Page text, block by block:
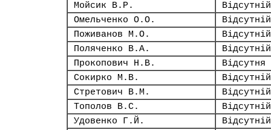
Мойсик В.Р.
Відсутній
Омельченко О.О.
Відсутній
Поживанов М.О.
Відсутній
Поляченко В.А.
Відсутній
Прокопович Н.В.
Відсутня
Сокирко М.В.
Відсутній
Стретович В.М.
Відсутній
Тополов В.С.
Відсутній
Удовенко Г.Й.
Відсутній